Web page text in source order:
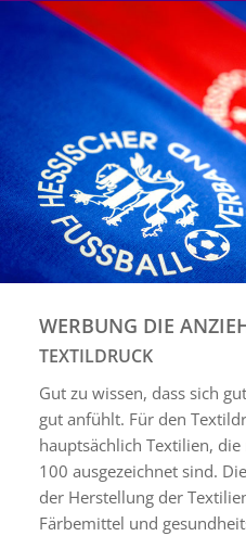
WERBUNG DIE
TEXTILDRUCK
Gut zu wissen, dass sich
gut anfühlt. Für den
hauptsächlich Textilien,
100 ausgezeichnet sind.
der Herstellung der
Färbemittel und